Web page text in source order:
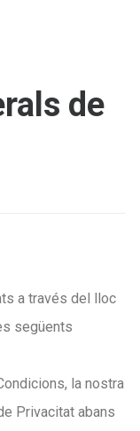
de
a través del lloc
següents
la nostra
Privacitat abans